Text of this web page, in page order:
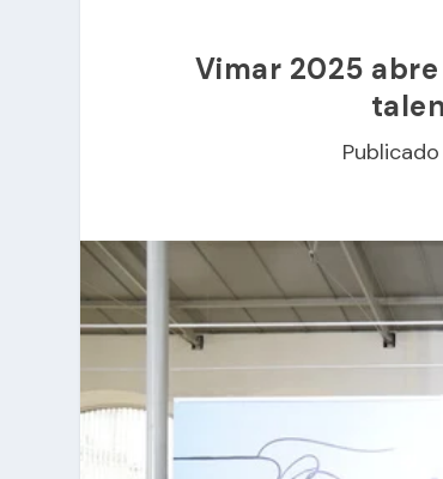
Vimar 2025